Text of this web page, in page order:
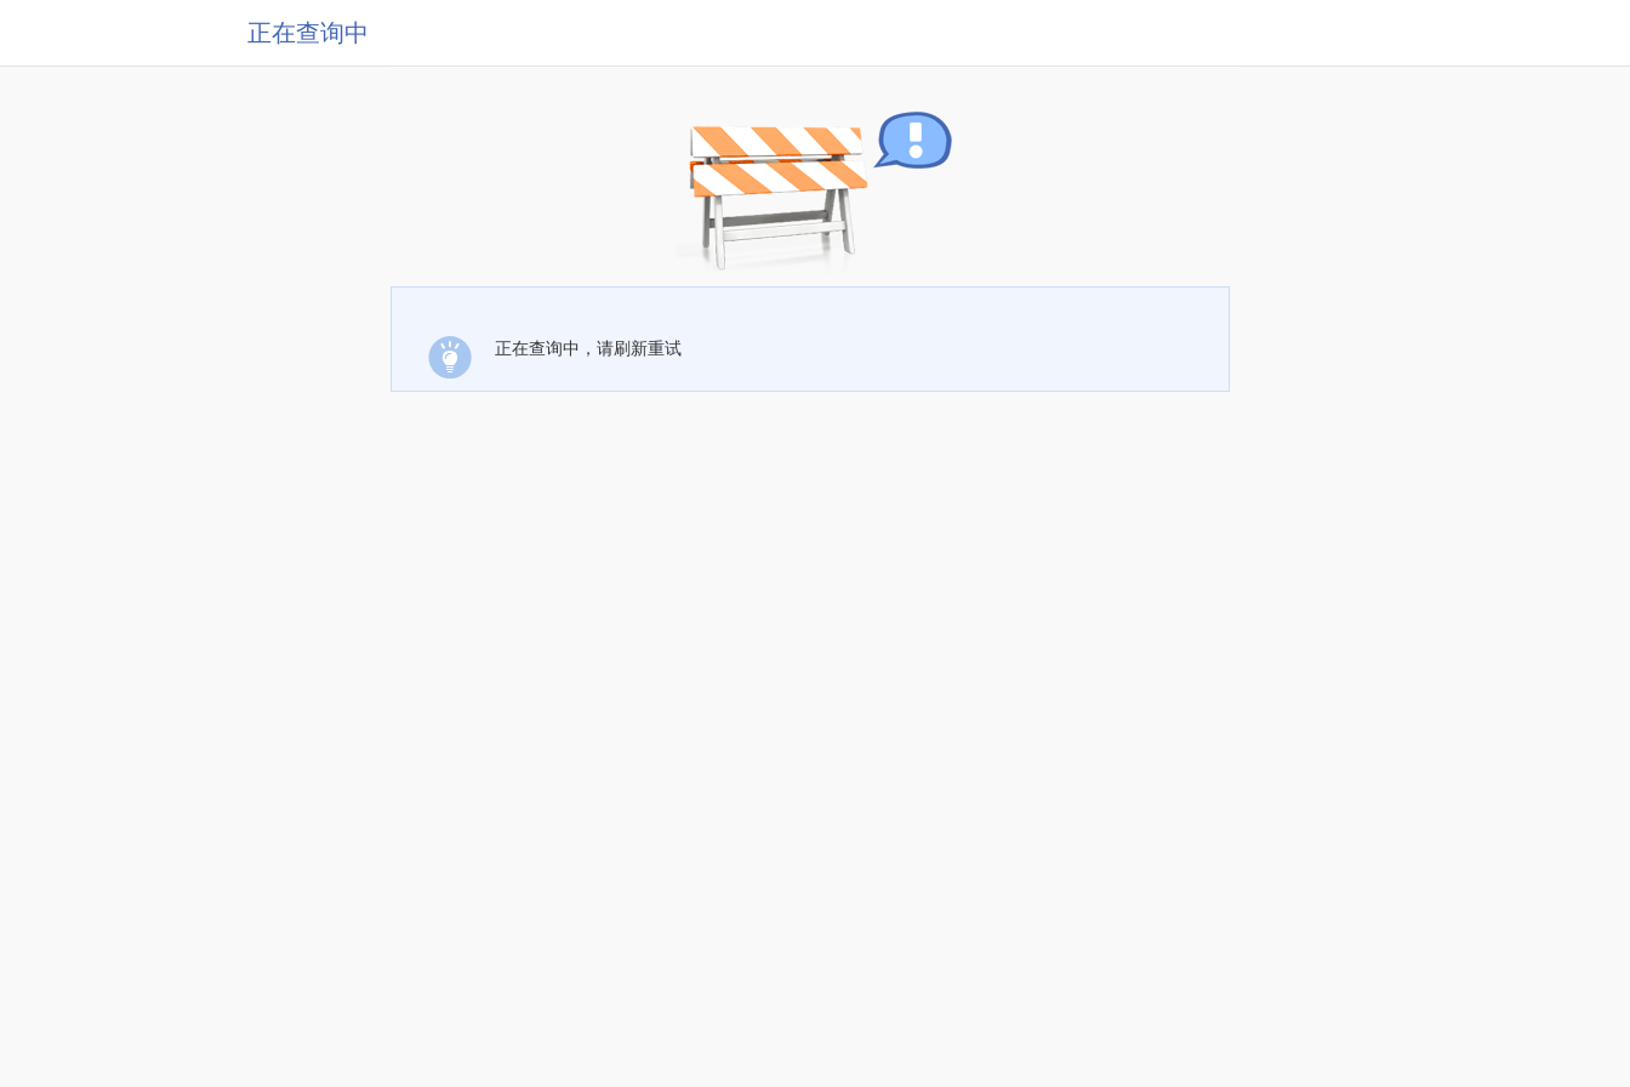
正在查询中
正在查询中，请刷新重试